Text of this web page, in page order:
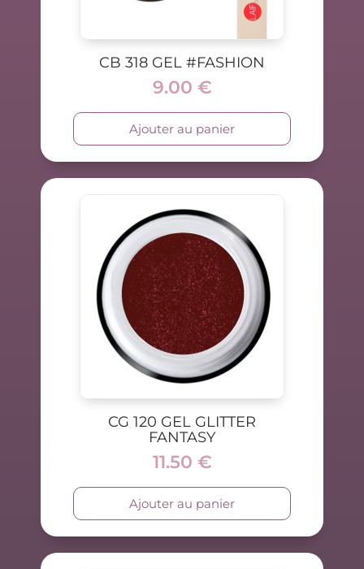
CB 318 GEL #FASHION
9.00 €
Ajouter au panier
CG 120 GEL GLITTER
FANTASY
11.50 €
Ajouter au panier